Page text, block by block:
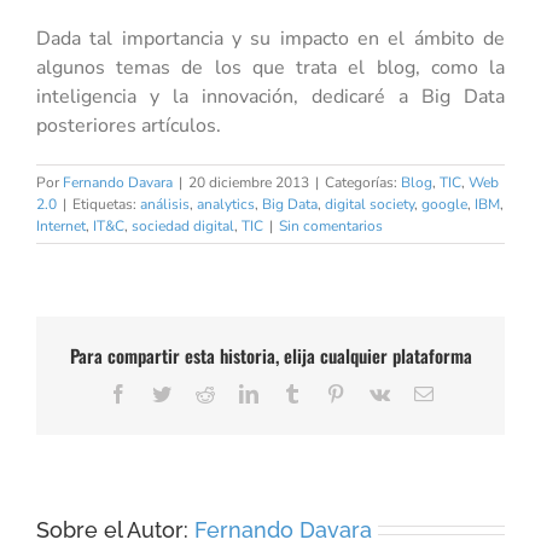
Dada tal importancia y su impacto en el ámbito de
algunos temas de los que trata el blog, como la
inteligencia y la innovación, dedicaré a Big Data
posteriores artículos.
Por Fernando Davara | 20 diciembre 2013 | Categorías: Blog, TIC, Web
2.0 | Etiquetas: análisis, analytics, Big Data, digital society, google, IBM,
Internet, IT&C, sociedad digital, TIC | Sin comentarios
Para compartir esta historia, elija cualquier plataforma
Facebook
TwitterRedditLinkedInTumblr Pinterest
Vk
Correo
Sobre el Autor: Fernando Davara